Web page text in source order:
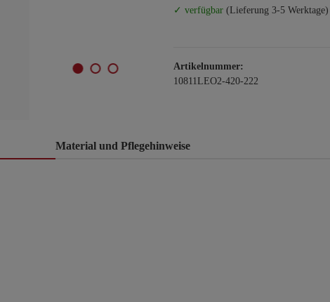
✓ verfügbar (Lieferung 3-5 Werktage)
Artikelnummer:
10811LEO2-420-222
Material und Pflegehinweise